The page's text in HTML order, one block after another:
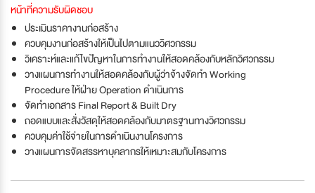
หน้าที่ความรับผิดชอบ
ประเมินราคางานก่อสร้าง
ควบคุมงานก่อสร้างให้เป็นไปตามแนววิศวกรรม
วิเคราะห์และแก้ไขปัญหาในการทำงานให้สอดคล้องกับหลักวิศวกรรม
วางแผนการทำงานให้สอดคล้องกับผู้ว่าจ้างจัดทำ Working
Procedure ให้ฝ่าย Operation ดำเนินการ
จัดทำเอกสาร Final Report & Built Dry
ถอดแบบและสั่งวัสดุให้สอดคล้องกับมาตรฐานทางวิศวกรรม
ควบคุมค่าใช้จ่ายในการดำเนินงานโครงการ
วางแผนการจัดสรรหาบุคลากรให้เหมาะสมกับโครงการ